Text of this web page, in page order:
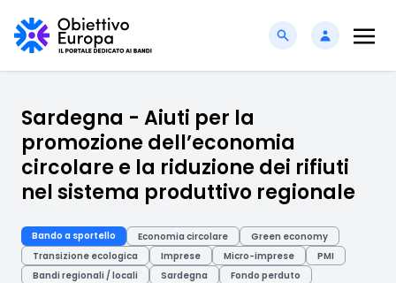
Sardegna - Aiuti per la
promozione dell’economia
circolare e la riduzione dei rifiuti
nel sistema produttivo regionale
Bando a sportello Economia circolare
Green economy
Transizione ecologica
Imprese Micro-imprese
PMI
Bandi regionali / locali
Sardegna Fondo perduto